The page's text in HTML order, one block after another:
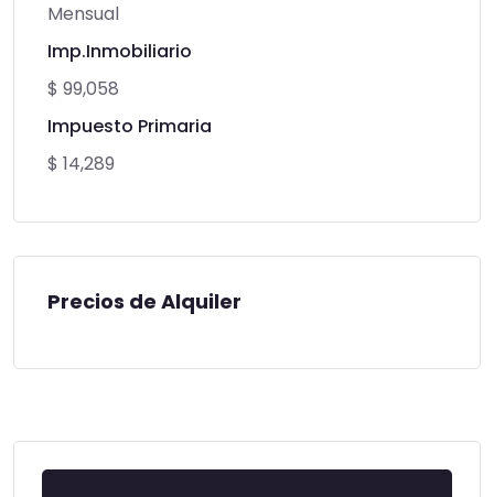
Mensual
Imp.Inmobiliario
$ 99,058
Impuesto Primaria
$ 14,289
Precios de Alquiler